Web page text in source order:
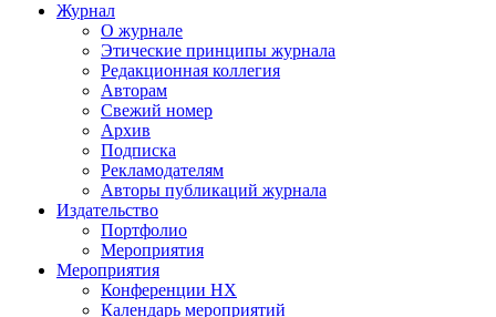
Журнал
О журнале
Этические принципы журнала
Редакционная коллегия
Авторам
Свежий номер
Архив
Подписка
Рекламодателям
Авторы публикаций журнала
Издательство
Портфолио
Мероприятия
Мероприятия
Конференции НХ
Календарь мероприятий